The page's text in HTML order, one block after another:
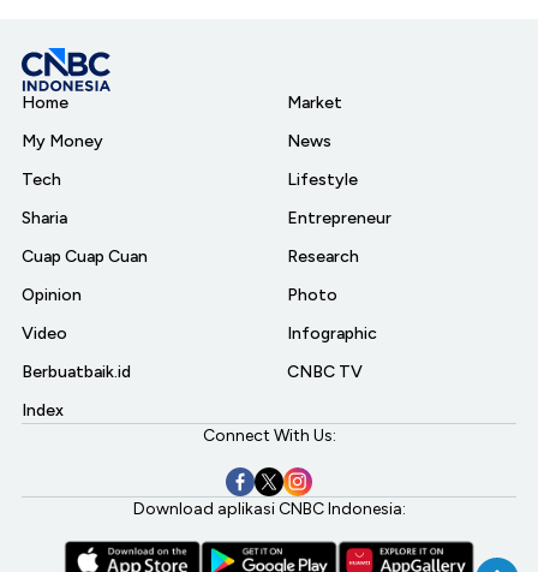
Home
My Money
Tech
Sharia
Cuap Cuap Cuan
Opinion
Video
Berbuatbaik.id
Index
Market
News
Lifestyle
Entrepreneur
Research
Photo
Infographic
CNBC TV
Connect With Us:
Download aplikasi CNBC Indonesia: